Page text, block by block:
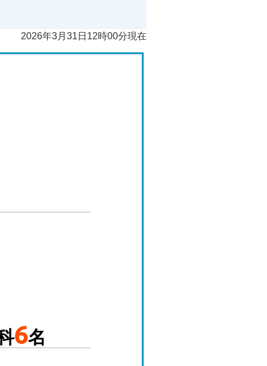
2026年3月31日12時00分現在
6名